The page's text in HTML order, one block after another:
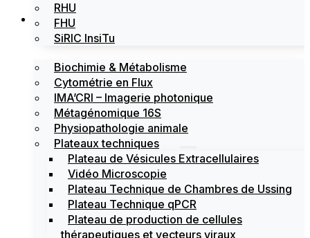
RHU
FHU
SiRIC InsiTu
Les plateformes
Biochimie & Métabolisme
Cytométrie en Flux
IMA’CRI – Imagerie photonique
Métagénomique 16S
Physiopathologie animale
Plateaux techniques
Plateau de Vésicules Extracellulaires
Vidéo Microscopie
Plateau Technique de Chambres de Ussing
Plateau Technique qPCR
Plateau de production de cellules
thérapeutiques et vecteurs viraux